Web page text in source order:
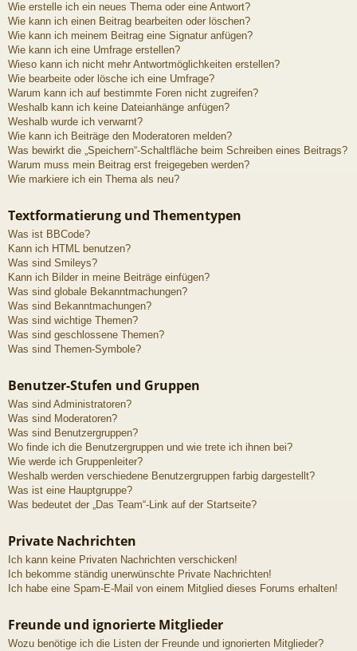
Wie erstelle ich ein neues Thema oder eine Antwort?
Wie kann ich einen Beitrag bearbeiten oder löschen?
Wie kann ich meinem Beitrag eine Signatur anfügen?
Wie kann ich eine Umfrage erstellen?
Wieso kann ich nicht mehr Antwortmöglichkeiten erstellen?
Wie bearbeite oder lösche ich eine Umfrage?
Warum kann ich auf bestimmte Foren nicht zugreifen?
Weshalb kann ich keine Dateianhänge anfügen?
Weshalb wurde ich verwarnt?
Wie kann ich Beiträge den Moderatoren melden?
Was bewirkt die „Speichern“-Schaltfläche beim Schreiben eines Beitrags?
Warum muss mein Beitrag erst freigegeben werden?
Wie markiere ich ein Thema als neu?
Textformatierung und Thementypen
Was ist BBCode?
Kann ich HTML benutzen?
Was sind Smileys?
Kann ich Bilder in meine Beiträge einfügen?
Was sind globale Bekanntmachungen?
Was sind Bekanntmachungen?
Was sind wichtige Themen?
Was sind geschlossene Themen?
Was sind Themen-Symbole?
Benutzer-Stufen und Gruppen
Was sind Administratoren?
Was sind Moderatoren?
Was sind Benutzergruppen?
Wo finde ich die Benutzergruppen und wie trete ich ihnen bei?
Wie werde ich Gruppenleiter?
Weshalb werden verschiedene Benutzergruppen farbig dargestellt?
Was ist eine Hauptgruppe?
Was bedeutet der „Das Team“-Link auf der Startseite?
Private Nachrichten
Ich kann keine Privaten Nachrichten verschicken!
Ich bekomme ständig unerwünschte Private Nachrichten!
Ich habe eine Spam-E-Mail von einem Mitglied dieses Forums erhalten!
Freunde und ignorierte Mitglieder
Wozu benötige ich die Listen der Freunde und ignorierten Mitglieder?